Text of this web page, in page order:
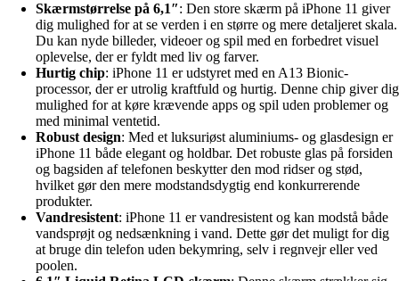
Skærmstørrelse på 6,1″: Den store skærm på iPhone 11 giver
dig mulighed for at se verden i en større og mere detaljeret skala.
Du kan nyde billeder, videoer og spil med en forbedret visuel
oplevelse, der er fyldt med liv og farver.
Hurtig chip: iPhone 11 er udstyret med en A13 Bionic-
processor, der er utrolig kraftfuld og hurtig. Denne chip giver dig
mulighed for at køre krævende apps og spil uden problemer og
med minimal ventetid.
Robust design: Med et luksuriøst aluminiums- og glasdesign er
iPhone 11 både elegant og holdbar. Det robuste glas på forsiden
og bagsiden af telefonen beskytter den mod ridser og stød,
hvilket gør den mere modstandsdygtig end konkurrerende
produkter.
Vandresistent: iPhone 11 er vandresistent og kan modstå både
vandsprøjt og nedsænkning i vand. Dette gør det muligt for dig
at bruge din telefon uden bekymring, selv i regnvejr eller ved
poolen.